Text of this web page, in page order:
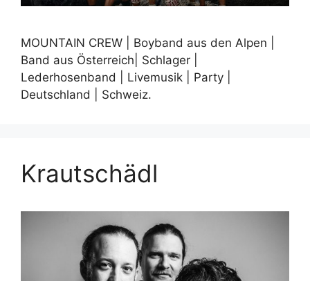
MOUNTAIN CREW | Boyband aus den Alpen |
Band aus Österreich| Schlager |
Lederhosenband | Livemusik | Party |
Deutschland | Schweiz.
Krautschädl